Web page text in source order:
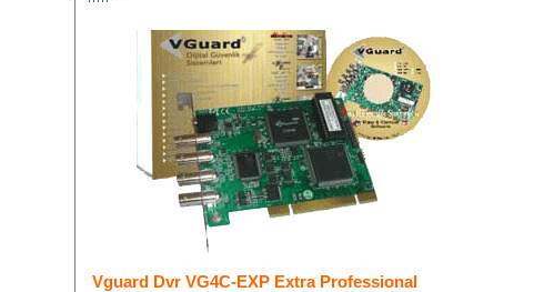
Vguard Dvr VG4C-EXP Extra Professional